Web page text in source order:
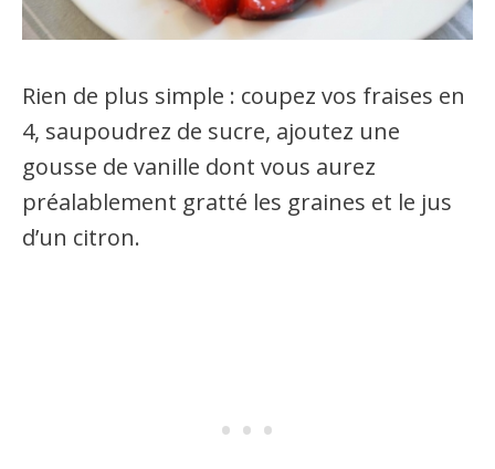
Rien de plus simple : coupez vos fraises en
4, saupoudrez de sucre, ajoutez une
gousse de vanille dont vous aurez
préalablement gratté les graines et le jus
d’un citron.